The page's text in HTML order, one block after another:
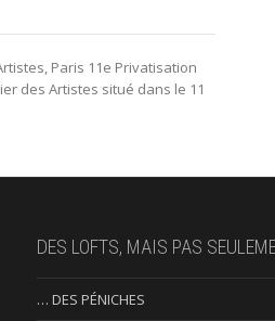
Paris 11e Privatisation
des Artistes situé dans le 11
DES LOFTS, MAIS PAS
… DES PÉNICHES